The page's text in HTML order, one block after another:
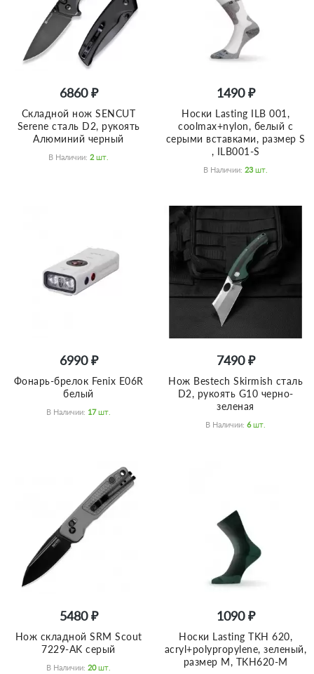
6860 ₽
Складной нож SENCUT
Serene сталь D2, рукоять
Алюминий черный
В Наличии: 2 Шт.
1490 ₽
Носки Lasting ILB 001,
coolmax+nylon, белый с
серыми вставками, размер S
, ILB001-S
В Наличии: 23 Шт.
6990 ₽
Фонарь-брелок Fenix E06R
белый
В Наличии: 17 Шт.
7490 ₽
Нож Bestech Skirmish сталь
D2, рукоять G10 черно-
зеленая
В Наличии: 6 Шт.
5480 ₽
Нож складной SRM Scout
7229-AK серый
В Наличии: 20 Шт.
1090 ₽
Носки Lasting TKH 620,
acryl+polypropylene, зеленый,
размер M, TKH620-M